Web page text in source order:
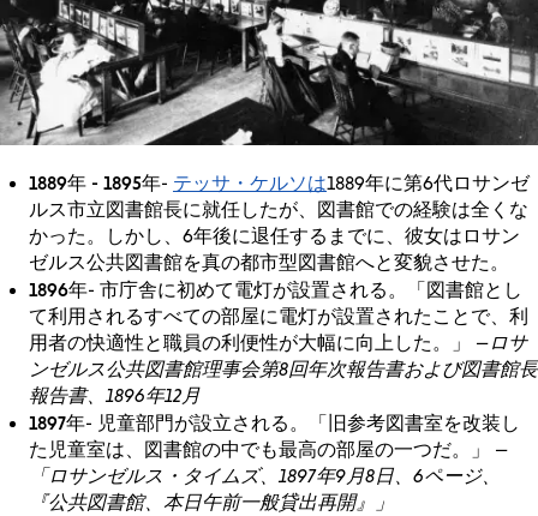
1889年 - 1895年- テッサ・ケルソは1889年に第6代ロサンゼ
ルス市立図書館長に就任したが、図書館での経験は全くな
かった。しかし、6年後に退任するまでに、彼女はロサン
ゼルス公共図書館を真の都市型図書館へと変貌させた。
1896年- 市庁舎に初めて電灯が設置される。「図書館とし
て利用されるすべての部屋に電灯が設置されたことで、利
用者の快適性と職員の利便性が大幅に向上した。」 —ロサ
ンゼルス公共図書館理事会第8回年次報告書および図書館長
報告書、1896年12月
1897年- 児童部門が設立される。「旧参考図書室を改装し
た児童室は、図書館の中でも最高の部屋の一つだ。」 —
「ロサンゼルス・タイムズ、1897年9月8日、6ページ、
『公共図書館、本日午前一般貸出再開』」